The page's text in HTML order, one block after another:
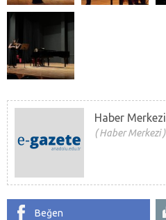
Haber Merkezi
Haber Merkezi
Beğen